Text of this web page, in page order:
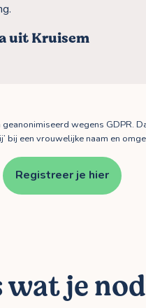
uit Kruisem
wegens GDPR.
bij een vrouwelijke naam en
Registreer je hier
wat je